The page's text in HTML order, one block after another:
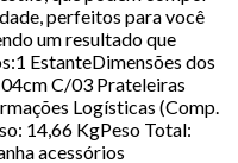
perfeitos para você
um resultado que
EstanteDimensões dos
C/03 Prateleiras
Logísticas (Comp.
14,66 KgPeso Total:
acessórios